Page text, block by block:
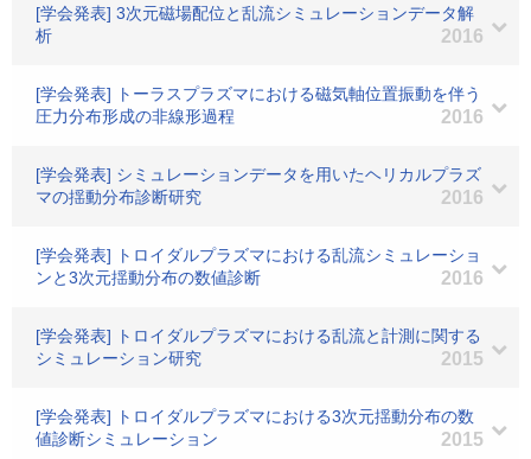
[学会発表] 3次元磁場配位と乱流シミュレーションデータ解
析
2016
[学会発表] トーラスプラズマにおける磁気軸位置振動を伴う
圧力分布形成の非線形過程
2016
[学会発表] シミュレーションデータを用いたヘリカルプラズ
マの揺動分布診断研究
2016
[学会発表] トロイダルプラズマにおける乱流シミュレーショ
ンと3次元揺動分布の数値診断
2016
[学会発表] トロイダルプラズマにおける乱流と計測に関する
シミュレーション研究
2015
[学会発表] トロイダルプラズマにおける3次元揺動分布の数
値診断シミュレーション
2015